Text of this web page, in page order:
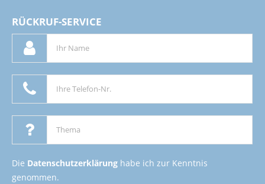
RÜCKRUF-SERVICE
Die Datenschutzerklärung habe ich zur Kenntnis
genommen.